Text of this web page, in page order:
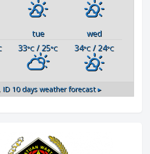
tue
wed
33°C / 25°C 34°C/ 24°C
ID 10 days weather forecast ▸